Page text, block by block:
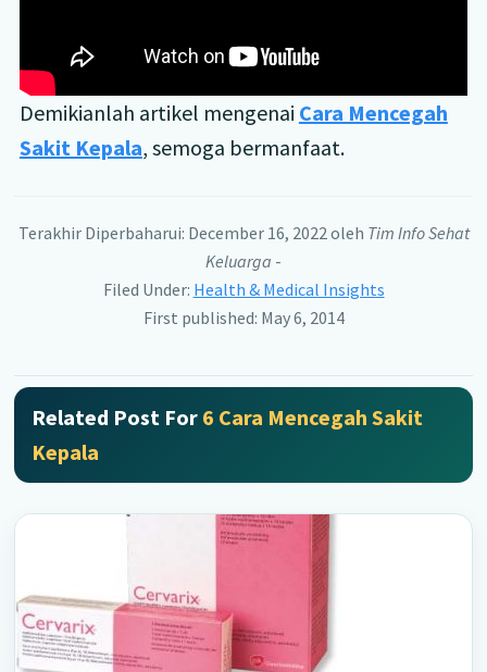
Demikianlah artikel mengenai Cara Mencegah
Sakit Kepala, semoga bermanfaat.
Terakhir Diperbaharui: December 16, 2022 oleh Tim Info Sehat
Keluarga -
Filed Under: Health & Medical Insights
First published: May 6, 2014
Related Post For 6 Cara Mencegah Sakit
Kepala